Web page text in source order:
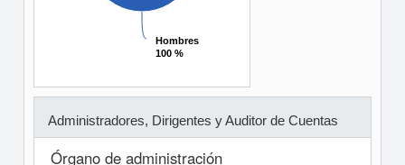
Hombres
100 %
Hombres
100 %
Administradores, Dirigentes y Auditor de Cuentas
Órgano de administración